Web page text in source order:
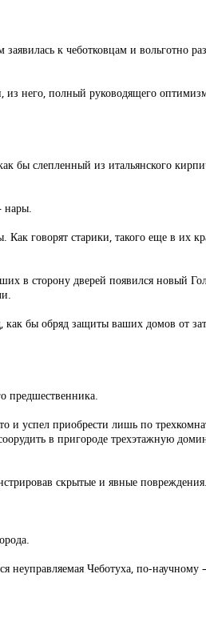
к чеботковцам и вольготно
из него, полный руководящего
бы слепленный из итальянского
нары.
говорят старики, такого еще в их
в сторону дверей появился новый
бы обряд защиты ваших домов от
предшественника.
и успел приобрести лишь по
в пригороде трехэтажную
скрытые и явные повреждения.
неуправляемая Чеботуха, по-научному